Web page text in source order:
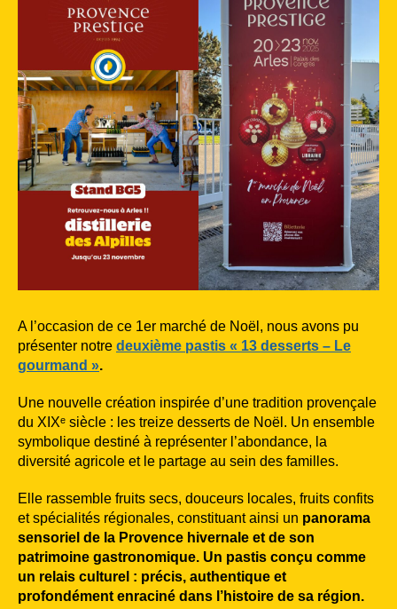
A l’occasion de ce 1er marché de Noël, nous avons pu
présenter notre deuxième pastis « 13 desserts – Le
gourmand ».
Une nouvelle création inspirée d’une tradition provençale
du XIXᵉ siècle : les treize desserts de Noël. Un ensemble
symbolique destiné à représenter l’abondance, la
diversité agricole et le partage au sein des familles.
Elle rassemble fruits secs, douceurs locales, fruits confits
et spécialités régionales, constituant ainsi un panorama
sensoriel de la Provence hivernale et de son
patrimoine gastronomique. Un pastis conçu comme
un relais culturel : précis, authentique et
profondément enraciné dans l’histoire de sa région.